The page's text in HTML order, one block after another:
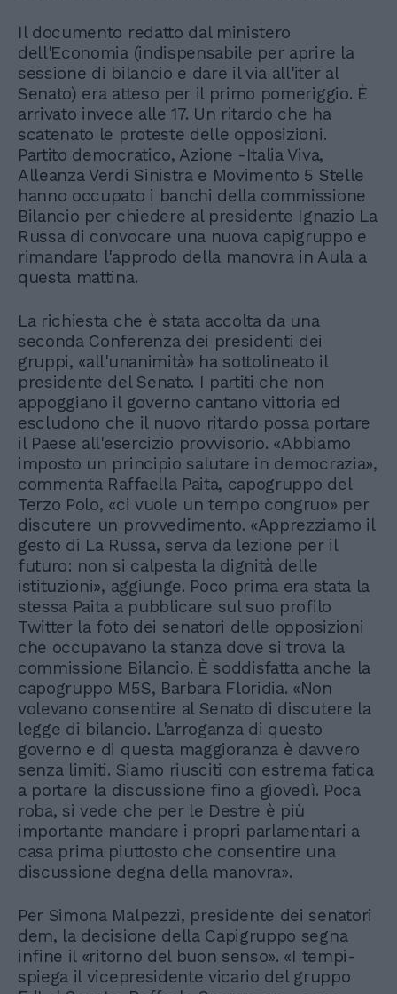
Il documento redatto dal ministero
dell'Economia (indispensabile per aprire la
sessione di bilancio e dare il via all'iter al
Senato) era atteso per il primo pomeriggio. È
arrivato invece alle 17. Un ritardo che ha
scatenato le proteste delle opposizioni.
Partito democratico, Azione -Italia Viva,
Alleanza Verdi Sinistra e Movimento 5 Stelle
hanno occupato i banchi della commissione
Bilancio per chiedere al presidente Ignazio La
Russa di convocare una nuova capigruppo e
rimandare l'approdo della manovra in Aula a
questa mattina.
La richiesta che è stata accolta da una
seconda Conferenza dei presidenti dei
gruppi, «all'unanimità» ha sottolineato il
presidente del Senato. I partiti che non
appoggiano il governo cantano vittoria ed
escludono che il nuovo ritardo possa portare
il Paese all'esercizio provvisorio. «Abbiamo
imposto un principio salutare in democrazia»,
commenta Raffaella Paita, capogruppo del
Terzo Polo, «ci vuole un tempo congruo» per
discutere un provvedimento. «Apprezziamo il
gesto di La Russa, serva da lezione per il
futuro: non si calpesta la dignità delle
istituzioni», aggiunge. Poco prima era stata la
stessa Paita a pubblicare sul suo profilo
Twitter la foto dei senatori delle opposizioni
che occupavano la stanza dove si trova la
commissione Bilancio. È soddisfatta anche la
capogruppo M5S, Barbara Floridia. «Non
volevano consentire al Senato di discutere la
legge di bilancio. L'arroganza di questo
governo e di questa maggioranza è davvero
senza limiti. Siamo riusciti con estrema fatica
a portare la discussione fino a giovedì. Poca
roba, si vede che per le Destre è più
importante mandare i propri parlamentari a
casa prima piuttosto che consentire una
discussione degna della manovra».
Per Simona Malpezzi, presidente dei senatori
dem, la decisione della Capigruppo segna
infine il «ritorno del buon senso». «I tempi-
spiega il vicepresidente vicario del gruppo